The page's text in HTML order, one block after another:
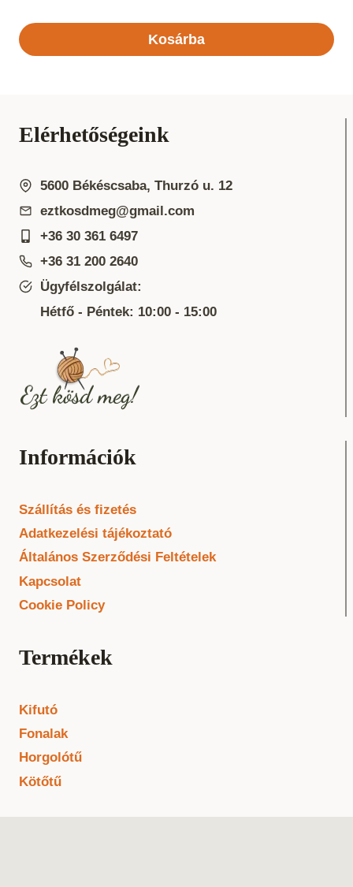
Kosárba
Elérhetőségeink
5600 Békéscsaba, Thurzó u. 12
eztkosdmeg@gmail.com
+36 30 361 6497
+36 31 200 2640
Ügyfélszolgálat:
Hétfő - Péntek: 10:00 - 15:00
Információk
Szállítás és fizetés
Adatkezelési tájékoztató
Általános Szerződési Feltételek
Kapcsolat
Cookie Policy
Termékek
Kifutó
Fonalak
Horgolótű
Kötőtű